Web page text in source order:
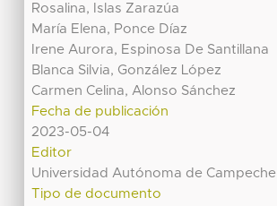
Rosalina, Islas Zarazúa
María Elena, Ponce Díaz
Irene Aurora, Espinosa De Santillana
Blanca Silvia, González López
Carmen Celina, Alonso Sánchez
Fecha de publicación
2023-05-04
Editor
Universidad Autónoma de Campeche
Tipo de documento